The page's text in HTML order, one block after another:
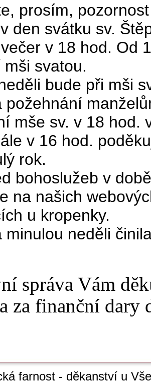
prosím,
den svátku sv.
v 18 hod. Od
mši svatou.
bude při mši
požehnání
mše sv. v 18 hod.
v 16 hod.
rok.
bohoslužeb v
na našich
u kropenky.
minulou neděli
správa Vám
za finanční dary
farnost - děkanství u